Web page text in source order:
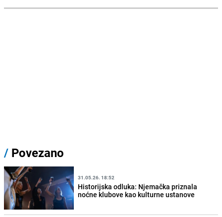
/ Povezano
31.05.26. 18:52
Historijska odluka: Njemačka priznala
noćne klubove kao kulturne ustanove